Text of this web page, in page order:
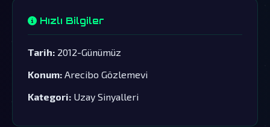
Hızlı Bilgiler
Tarih: 2012-Günümüz
Konum: Arecibo Gözlemevi
Kategori: Uzay Sinyalleri